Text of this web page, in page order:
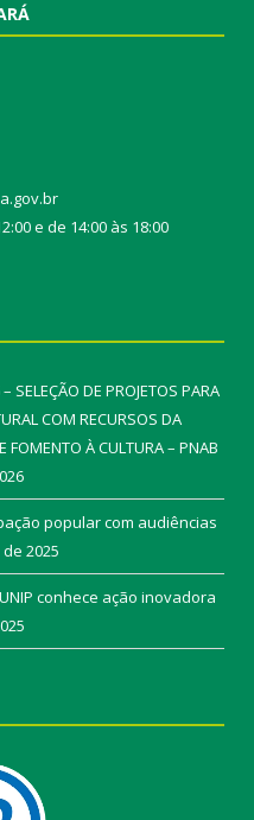
e de 14:00 às 18:00
SELEÇÃO DE PROJETOS PARA
COM RECURSOS DA
FOMENTO À CULTURA – PNAB
popular com audiências
2025
conhece ação inovadora